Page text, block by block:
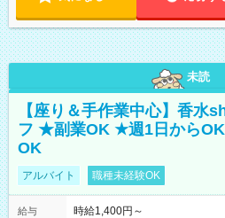
未読
【座り＆手作業中心】香水
フ ★副業OK ★週1日から
OK
アルバイト 職種未経験OK
給与
時給1,400円～